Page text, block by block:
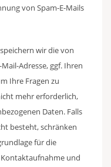
von Spam-E-Mails
wir die von
Adresse, ggf. Ihren
Ihre Fragen zu
mehr erforderlich,
Daten. Falls
besteht, schränken
für die
und